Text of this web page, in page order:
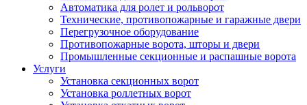
Автоматика для ролет и рольворот
Технические, противопожарные и гаражные двери
Перегрузочное оборудование
Противопожарные ворота, шторы и двери
Промышленные секционные и распашные ворота
Услуги
Установка секционных ворот
Установка роллетных ворот